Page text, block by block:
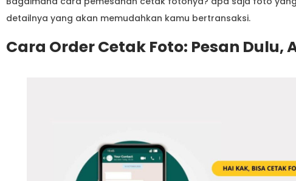
detailnya yang akan memudahkan kamu bertransaksi.
Cara Order Cetak Foto: Pesan Dulu,